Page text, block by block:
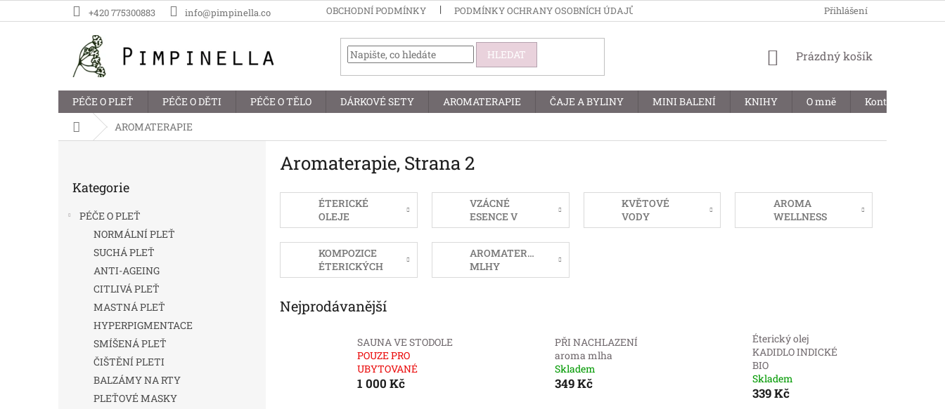
na
+420 775300883 info@pimpinella.co OBCHODNÍ PODMÍNKY PODMÍNKY OCHRANY OSOBNÍCH ÚDAJŮ Přihlášení
HLEDAT
NÁKUPNÍ
Prázdný košík
PÉČE O PLEŤ PÉČE O DĚTI PÉČE O TĚLO DÁRKOVÉ SETY AROMATERAPIE ČAJE A BYLINY MINI BALENÍ KNIHY O mně Kontakty
Domů AROMATERAPIE
kategorie
Kategorie
PÉČE O PLEŤ
NORMÁLNÍ PLEŤ
SUCHÁ PLEŤ
ANTI-AGEING
CITLIVÁ PLEŤ
MASTNÁ PLEŤ
HYPERPIGMENTACE
SMÍŠENÁ PLEŤ
ČIŠTĚNÍ PLETI
BALZÁMY NA RTY
PLEŤOVÉ MASKY
Aromaterapie, Strana 2
ÉTERICKÉ
OLEJE
VZÁCNÉ
ESENCE V
JOJOBĚ
KVĚTOVÉ
VODY
AROMA
WELLNESS
KOMPOZICE
ÉTERICKÝCH
OLEJŮ
AROMATERAPEUTICKÉ
MLHY
Nejprodávanější
SAUNA VE STODOLE
POUZE PRO
UBYTOVANÉ
1 000 Kč
PŘI NACHLAZENÍ
aroma mlha
Skladem
349 Kč
Éterický olej
KADIDLO INDICKÉ
BIO
Skladem
339 Kč